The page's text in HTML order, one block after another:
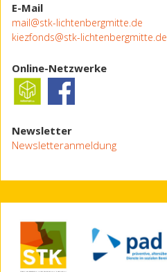
E-Mail
mail@stk-lichtenbergmitte.de
kiezfonds@stk-lichtenbergmitte.de
Online-Netzwerke
Newsletter
Newsletteranmeldung